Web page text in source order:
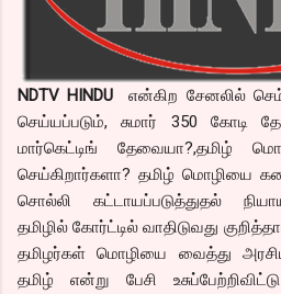
NDTV HINDU என்கிற சேனலில்
செய்யப்படும், சுமார் 350 கோடி
மார்கெட்டிங் தேவையா?,தமிழ்
செய்கிறார்களா? தமிழ் மொழியை
சொல்லி கட்டாயப்படுத்துதல்
தமிழில் கோர்ட்டில் வாதிடுவது
தமிழர்கள் மொழியை வைத்து
தமிழ் என்று பேசி